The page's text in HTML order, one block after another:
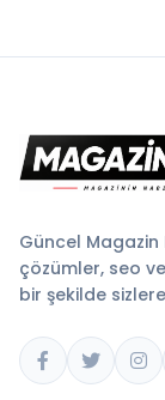
Güncel
çözümler, seo
bir şekilde